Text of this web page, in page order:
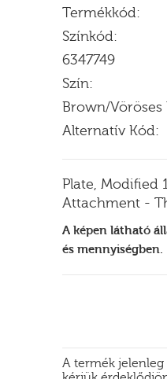
Termékkód:
Színkód:
6347749
Szín:
Brown/Vöröses
Alternatív Kód:
Plate, Modified
Attachment -
A képen látható
és mennyiségben.
A termék